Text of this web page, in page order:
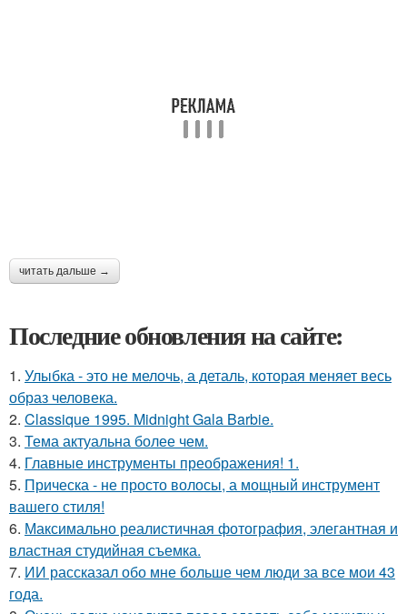
читать дальше →
Последние обновления на сайте:
1. Улыбка - это не мелочь, а деталь, которая меняет весь
образ человека.
2. Classique 1995. Midnight Gala Barbie.
3. Тема актуальна более чем.
4. Главные инструменты преображения! 1.
5. Прическа - не просто волосы, а мощный инструмент
вашего стиля!
6. Максимально реалистичная фотография, элегантная и
властная студийная съемка.
7. ИИ рассказал обо мне больше чем люди за все мои 43
года.